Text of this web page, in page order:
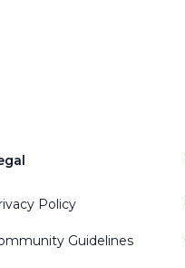
Policy
Guidelines